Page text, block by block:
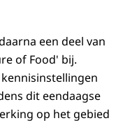
een deel van
of Food' bij.
dit eendaagse
op het gebied